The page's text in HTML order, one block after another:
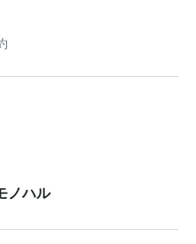
ージ（2名で20時間の船
りワイン • 期待できる
されています。お客様の
セーリング天気などは、
思い出深いものにするた
ラーチャー
ノハル